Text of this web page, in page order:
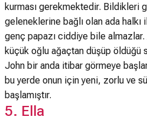
kurması gerekmektedir. Bildikleri
geleneklerine bağlı olan ada halkı
genç papazı ciddiye bile
küçük oğlu ağaçtan düşüp öldüğü
John bir anda itibar görmeye
bu yerde onun için yeni, zorlu ve
başlamıştır.
5. Ella